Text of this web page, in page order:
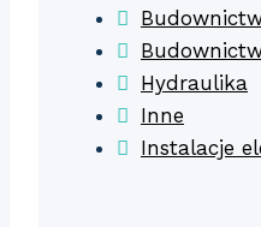
Hydraulika
Inne
Instalacje